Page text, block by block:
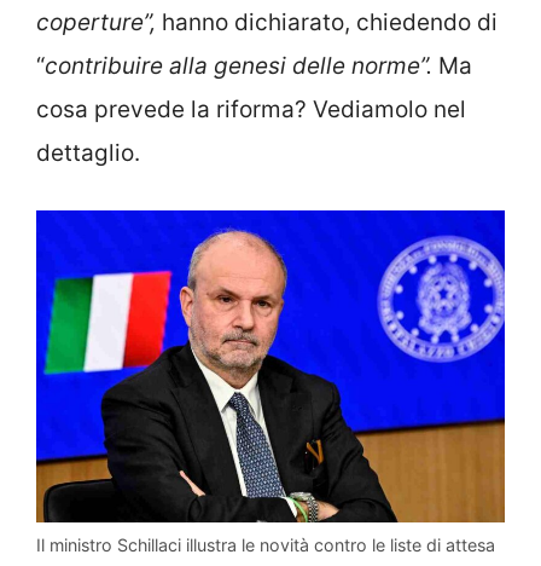
coperture”, hanno dichiarato, chiedendo di
“contribuire alla genesi delle norme”. Ma
cosa prevede la riforma? Vediamolo nel
dettaglio.
Il ministro Schillaci illustra le novità contro le liste di attesa